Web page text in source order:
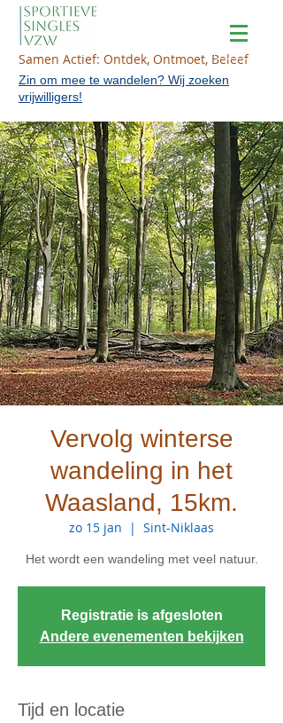
Samen Actief: Ontdek, Ontmoet, Beleef
Zin om mee te wandelen? Wij zoeken
vrijwilligers!
Vervolg winterse
wandeling in het
Waasland, 15km.
zo 15 jan
  |
Sint-Niklaas
Het wordt een wandeling met veel natuur.
Registratie is afgesloten
Andere evenementen bekijken
Tijd en locatie